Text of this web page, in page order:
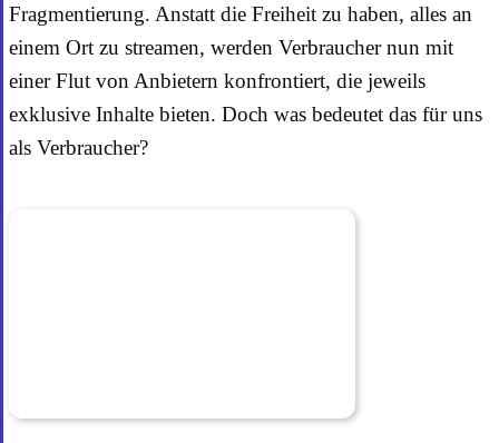
Fragmentierung. Anstatt die Freiheit zu haben, alles an
einem Ort zu streamen, werden Verbraucher nun mit
einer Flut von Anbietern konfrontiert, die jeweils
exklusive Inhalte bieten. Doch was bedeutet das für uns
als Verbraucher?